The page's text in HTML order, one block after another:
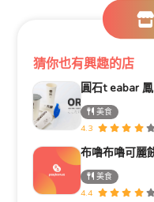
猜你也有興趣的店
圓石t eabar
美食
4.3
布嚕布嚕可麗
美食
4.4